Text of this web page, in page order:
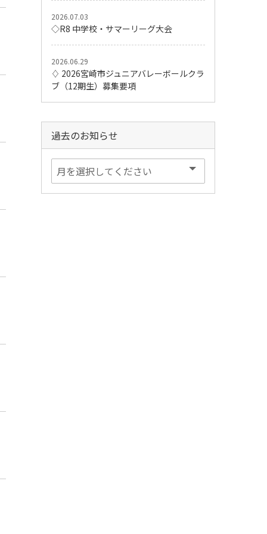
2026.07.03
◇R8 中学校・サマーリーグ大会
2026.06.29
♢ 2026宮崎市ジュニアバレーボールクラ
ブ（12期生）募集要項
過去のお知らせ